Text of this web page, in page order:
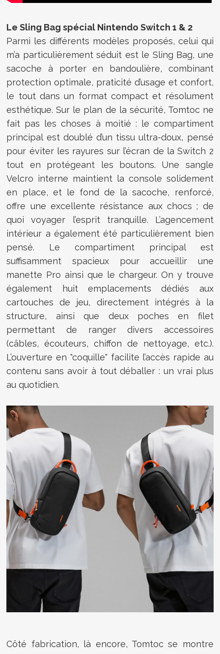
Le Sling Bag spécial Nintendo Switch 1 & 2
Parmi les différents modèles proposés, celui qui
m’a particulièrement séduit est le Sling Bag, une
sacoche à porter en bandoulière, combinant
protection optimale, praticité d’usage et confort,
le tout dans un format compact et résolument
esthétique. Sur le plan de la sécurité, Tomtoc ne
fait pas les choses à moitié : le compartiment
principal est doublé d’un tissu ultra-doux, pensé
pour éviter les rayures sur l’écran de la Switch 2
tout en protégeant les boutons. Une sangle
Velcro interne maintient la console solidement
en place, et le fond de la sacoche, renforcé,
offre une excellente résistance aux chocs ; de
quoi voyager l’esprit tranquille. L’agencement
intérieur a également été particulièrement bien
pensé. Le compartiment principal est
suffisamment spacieux pour accueillir une
manette Pro ainsi que le chargeur. On y trouve
également huit emplacements dédiés aux
cartouches de jeu, directement intégrés à la
structure, ainsi que deux poches en filet
permettant de ranger divers accessoires
(câbles, écouteurs, chiffon de nettoyage, etc.).
L’ouverture en "coquille" facilite l’accès rapide au
contenu sans avoir à tout déballer : un vrai plus
au quotidien.
Côté fabrication, là encore, Tomtoc se montre